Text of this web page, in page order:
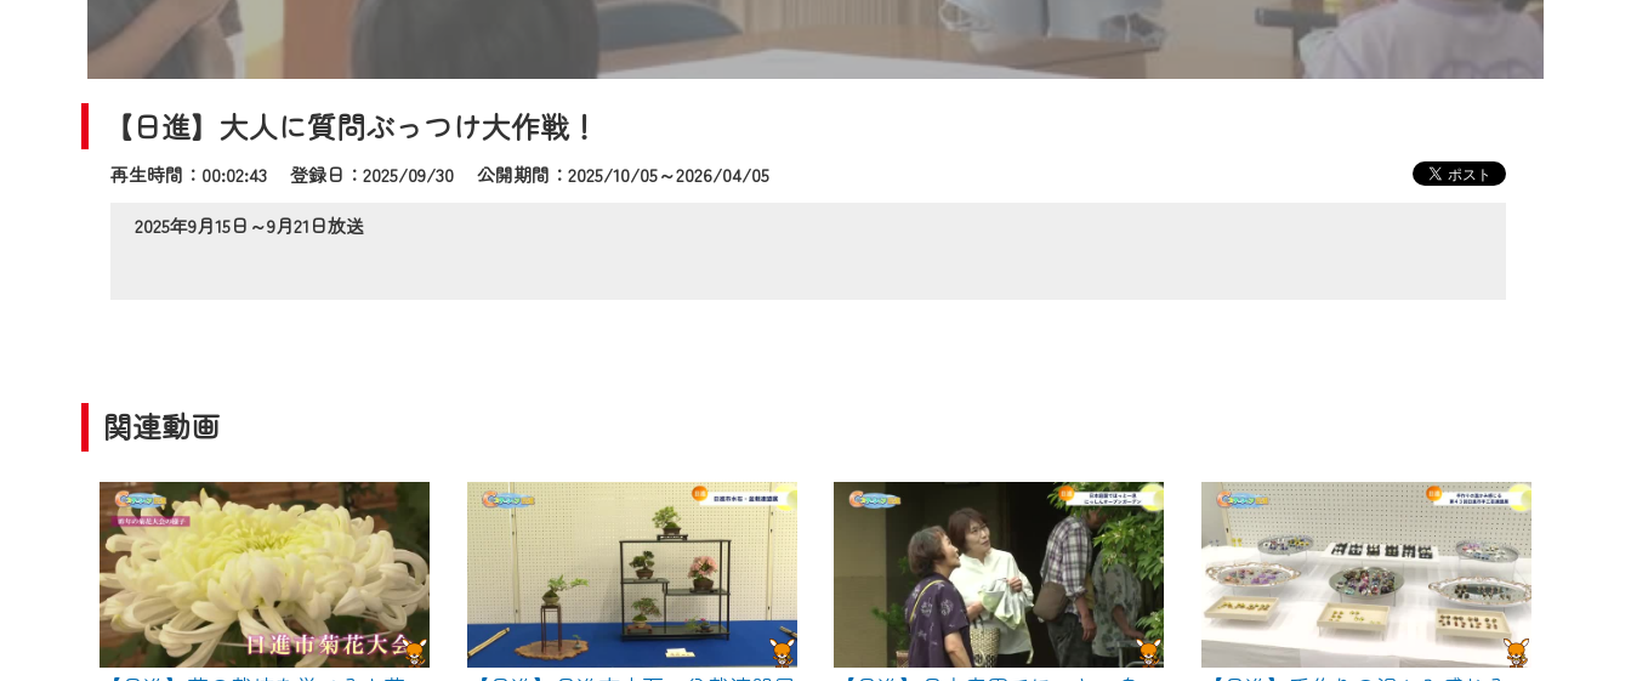
【日進】大人に質問ぶっつけ大作戦！
再生時間：00:02:43 登録日：2025/09/30公開期間：2025/10/05～2026/04/05
2025年9月15日～9月21日放送
関連動画
＜メンテナンス情報＞
CCNetWebTVのリニューアルにともないメンテナンス作業を予定しています。
日時 9/24 9:30～16:30
ご不便をおかけいたしますが、ご了承の程よろしくお願いいたします。